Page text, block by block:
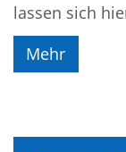
lassen sich
Mehr